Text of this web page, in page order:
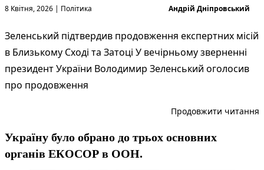
8 Квітня, 2026 | Політика
Опубліковано
Андрій Дніпровський
Зеленський підтвердив продовження експертних місій
в Близькому Сході та Затоці У вечірньому зверненні
президент України Володимир Зеленський оголосив
про продовження
Продовжити читання
Україну було обрано до трьох основних
органів ЕКОСОР в ООН.